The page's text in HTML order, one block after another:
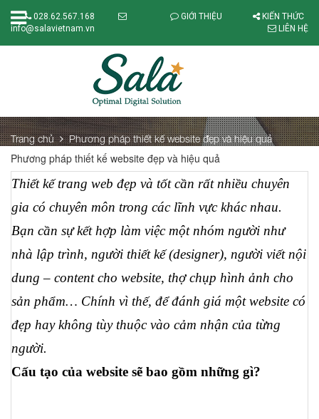
028.62.567.168
info@salavietnam.vn
GIỚI THIỆU
KIẾN THỨC
LIÊN HỆ
Trang chủ Phương pháp thiết kế website đẹp và hiệu quả
Phương pháp thiết kế website đẹp và hiệu quả
Thiết kế trang web đẹp và tốt cần rất nhiều chuyên
gia có chuyên môn trong các lĩnh vực khác nhau.
Bạn cần sự kết hợp làm việc một nhóm người như
nhà lập trình, người thiết kế (designer), người viết nội
dung – content cho website, thợ chụp hình ảnh cho
sản phẩm… Chính vì thế, để đánh giá một website có
đẹp hay không tùy thuộc vào cảm nhận của từng
người.
Cấu tạo của website sẽ bao gồm những gì?